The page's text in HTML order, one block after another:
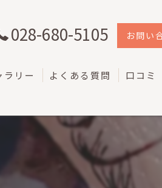
028-680-5105 お問い
ラリー よくある質問 口コミ